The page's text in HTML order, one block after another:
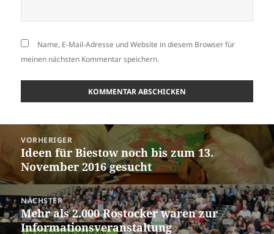
Name, E-Mail-Adresse und Website in diesem Browser für
meinen nächsten Kommentar speichern.
Beitragsnavigation
VORHERIGER
Vorheriger
Beitrag:
Ideen für Biestow noch bis zum 13.
November 2016 gesucht
NÄCHSTER
Nächster
Beitrag:
Mehr als 2.000 Rostocker waren zur
Informationsveranstaltung